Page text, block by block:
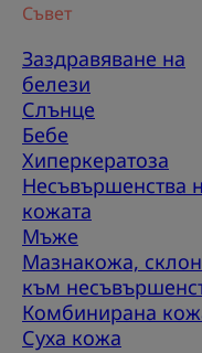
Съвет
Заздравяване на
белези
Слънце
Бебе
Хиперкератоза
Несъвършенства
кожата
Мъже
Мазнакожа,
към
Комбинирана
Суха кожа